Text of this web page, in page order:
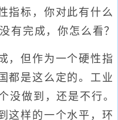
指标，你对此有什么
有完成，你怎么看？
但作为一个硬性指
都是这么定的。工业
没做到，还是不行。
这样的一个水平，环